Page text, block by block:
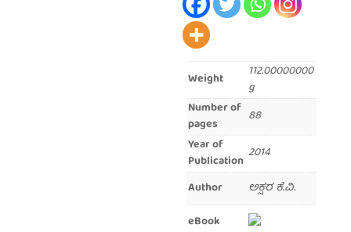
Weight
112.00000000
g
Number of
pages
88
Year of
Publication 2014
Author
ಅಕ್ಷರ ಕೆ.ವಿ.
eBook